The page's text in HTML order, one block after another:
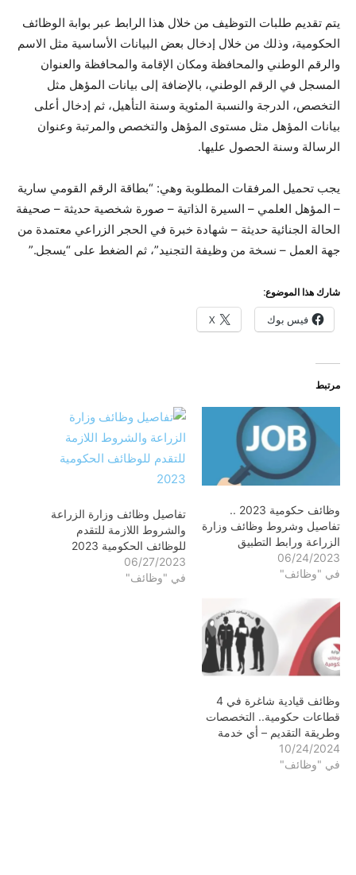
يتم تقديم طلبات التوظيف من خلال هذا الرابط عبر بوابة الوظائف
الحكومية، وذلك من خلال إدخال بعض البيانات الأساسية مثل الاسم
والرقم الوطني والمحافظة ومكان الإقامة والمحافظة والعنوان
المسجل في الرقم الوطني، بالإضافة إلى بيانات المؤهل مثل
التخصص، الدرجة والنسبة المئوية وسنة التأهيل، ثم إدخال أعلى
بيانات المؤهل مثل مستوى المؤهل والتخصص والمرتبة وعنوان
الرسالة وسنة الحصول عليها.
يجب تحميل المرفقات المطلوبة وهي: “بطاقة الرقم القومي سارية
– المؤهل العلمي – السيرة الذاتية – صورة شخصية حديثة – صحيفة
الحالة الجنائية حديثة – شهادة خبرة في الحجر الزراعي معتمدة من
جهة العمل – نسخة من وظيفة التجنيد”، ثم الضغط على “يسجل.”
شارك هذا الموضوع:
فيس بوك X
مرتبط
وظائف حكومية 2023 ..
تفاصيل وشروط وظائف وزارة
الزراعة ورابط التطبيق
06/24/2023
في "وظائف"
تفاصيل وظائف وزارة الزراعة
والشروط اللازمة للتقدم
للوظائف الحكومية 2023
06/27/2023
في "وظائف"
وظائف قيادية شاغرة في 4
قطاعات حكومية.. التخصصات
وطريقة التقديم – أي خدمة
10/24/2024
في "وظائف"